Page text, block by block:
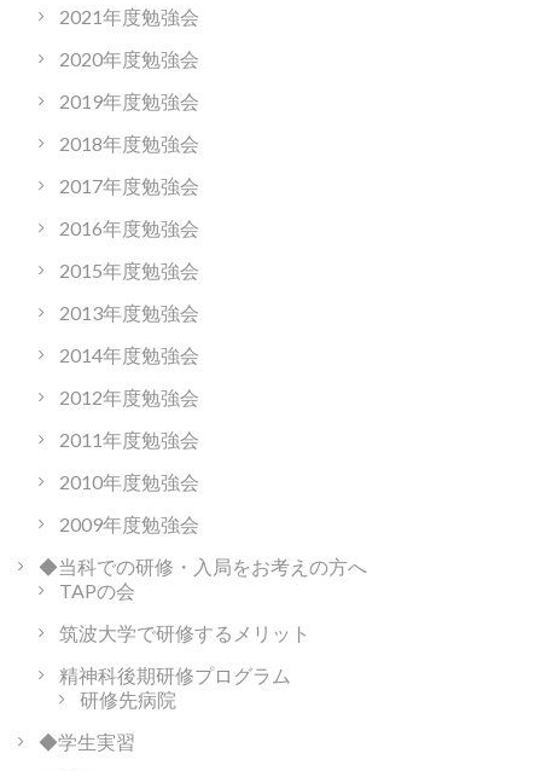
2021年度勉強会
2020年度勉強会
2019年度勉強会
2018年度勉強会
2017年度勉強会
2016年度勉強会
2015年度勉強会
2013年度勉強会
2014年度勉強会
2012年度勉強会
2011年度勉強会
2010年度勉強会
2009年度勉強会
◆当科での研修・入局をお考えの方へ
TAPの会
筑波大学で研修するメリット
精神科後期研修プログラム
研修先病院
◆学生実習